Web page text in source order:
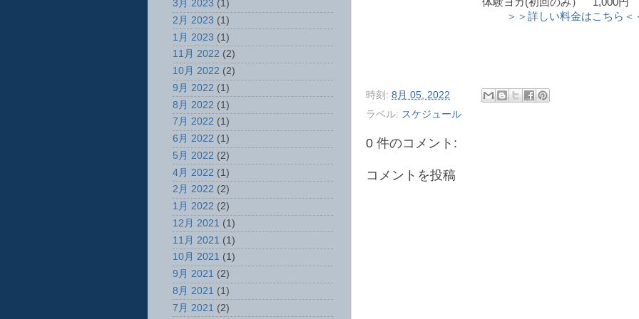
＞＞詳しい料金はこちら＜
時刻: 8月 05, 2022
ラベル: スケジュール
0 件のコメント:
コメントを投稿
3月 2023 (1)
2月 2023 (1)
1月 2023 (1)
11月 2022 (2)
10月 2022 (2)
9月 2022 (1)
8月 2022 (1)
7月 2022 (1)
6月 2022 (1)
5月 2022 (2)
4月 2022 (1)
2月 2022 (2)
1月 2022 (2)
12月 2021 (1)
11月 2021 (1)
10月 2021 (1)
9月 2021 (2)
8月 2021 (1)
7月 2021 (2)